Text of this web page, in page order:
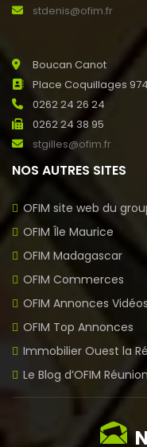
stdenis@ofim.fr
Boucan Canot
Place Coquillages
0262 24 26 24
0262 24 38 95
stgilles@ofim.fr
NOS AUTRES SITES
OFIM site web du
OFIM Île Maurice
OFIM Madagascar
OFIM Commerces
OFIM Annonces Vidéos
OFIM Top Annonces
Immobilier Ouest la
Le Blog d’OFIM Réunion